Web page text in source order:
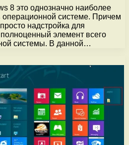
8 это однозначно наиболее
системе. Причем
надстройка для
элемент всего
системы. В данной…